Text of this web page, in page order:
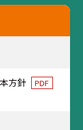
方針 PDF